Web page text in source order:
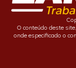
O conteúdo deste
onde especificado o